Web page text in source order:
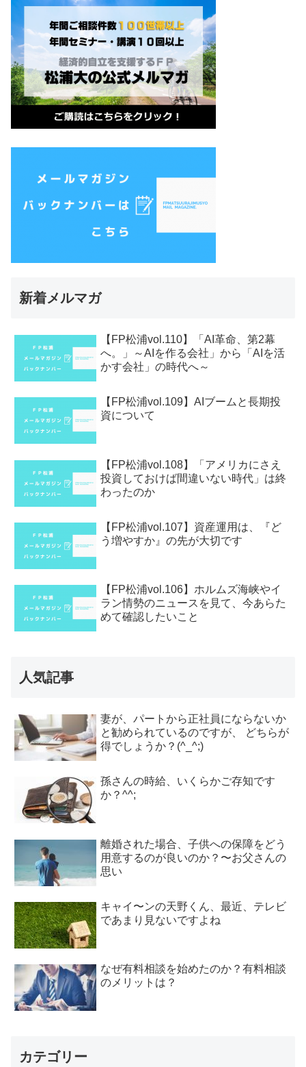
新着メルマガ
【FP松浦vol.110】「AI革命、第2幕
へ。」～AIを作る会社」から「AIを活
かす会社」の時代へ～
【FP松浦vol.109】AIブームと長期投
資について
【FP松浦vol.108】「アメリカにさえ
投資しておけば間違いない時代」は終
わったのか
【FP松浦vol.107】資産運用は、『ど
う増やすか』の先が大切です
【FP松浦vol.106】ホルムズ海峡やイ
ラン情勢のニュースを見て、今あらた
めて確認したいこと
人気記事
妻が、パートから正社員にならないか
と勧められているのですが、 どちらが
得でしょうか？(^_^;)
孫さんの時給、いくらかご存知です
か？^^;
離婚された場合、子供への保障をどう
用意するのが良いのか？〜お父さんの
思い
キャイ〜ンの天野くん、最近、テレビ
であまり見ないですよね
なぜ有料相談を始めたのか？有料相談
のメリットは？
カテゴリー